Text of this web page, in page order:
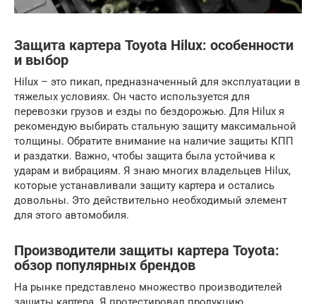
Защита картера Toyota Hilux: особенности
и выбор
Hilux – это пикап, предназначенный для эксплуатации в
тяжелых условиях. Он часто используется для
перевозки грузов и езды по бездорожью. Для Hilux я
рекомендую выбирать стальную защиту максимальной
толщины. Обратите внимание на наличие защиты КПП
и раздатки. Важно, чтобы защита была устойчива к
ударам и вибрациям. Я знаю многих владельцев Hilux,
которые устанавливали защиту картера и остались
довольны. Это действительно необходимый элемент
для этого автомобиля.
Производители защиты картера Toyota:
обзор популярных брендов
На рынке представлено множество производителей